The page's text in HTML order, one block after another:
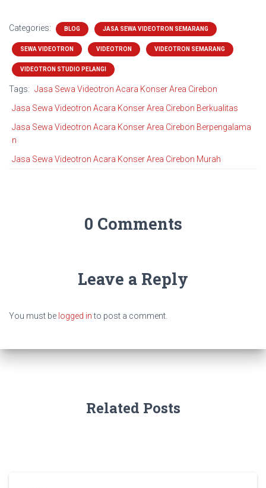
Categories: BLOG JASA SEWA VIDEOTRON SEMARANG
SEWA VIDEOTRON VIDEOTRON VIDEOTRON SEMARANG
VIDEOTRON STUDIO PELANGI
Tags: Jasa Sewa Videotron Acara Konser Area Cirebon
Jasa Sewa Videotron Acara Konser Area Cirebon Berkualitas
Jasa Sewa Videotron Acara Konser Area Cirebon Berpengalama
n
Jasa Sewa Videotron Acara Konser Area Cirebon Murah
0 Comments
Leave a Reply
You must be logged into post a comment.
Related Posts